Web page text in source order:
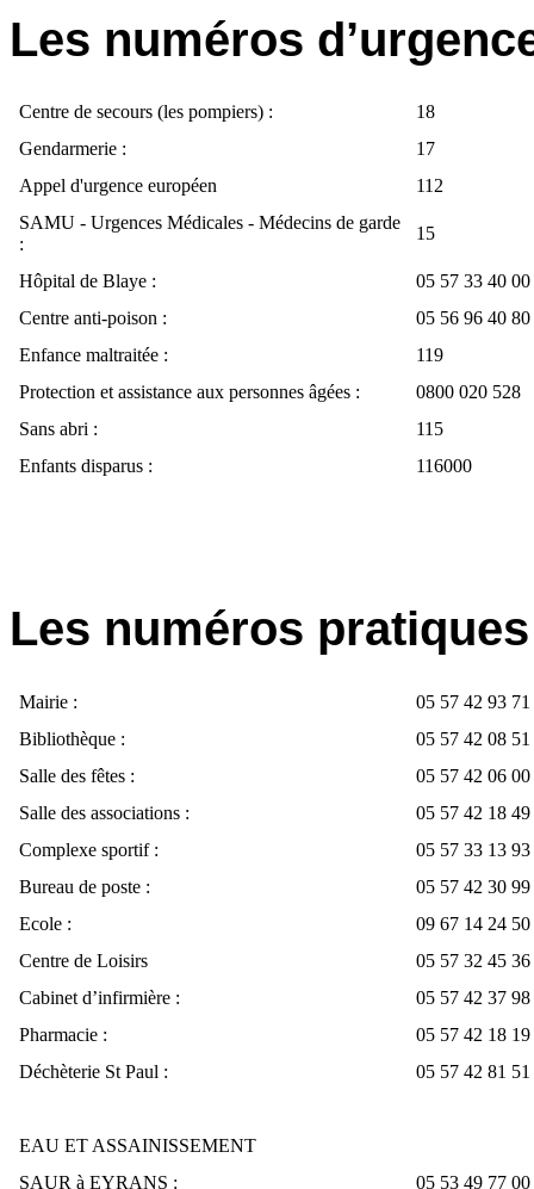
Les numéros
Centre de secours (les pompiers) :
18
Gendarmerie :
17
Appel d'urgence européen
112
SAMU - Urgences Médicales - Médecins de garde
:
15
Hôpital de Blaye :
05 57 33 40 00
Centre anti-poison :
05 56 96 40 80
Enfance maltraitée :
119
Protection et assistance aux personnes âgées :
0800 020 528
Sans abri :
115
Enfants disparus :
116000
Les numéros
Mairie :
05 57 42 93 71
Bibliothèque :
05 57 42 08 51
Salle des fêtes :
05 57 42 06 00
Salle des associations :
05 57 42 18 49
Complexe sportif :
05 57 33 13 93
Bureau de poste :
05 57 42 30 99
Ecole :
09 67 14 24 50
Centre de Loisirs
05 57 32 45 36
Cabinet d’infirmière :
05 57 42 37 98
Pharmacie :
05 57 42 18 19
Déchèterie St Paul :
05 57 42 81 51
EAU ET ASSAINISSEMENT
SAUR à EYRANS :
05 53 49 77 00